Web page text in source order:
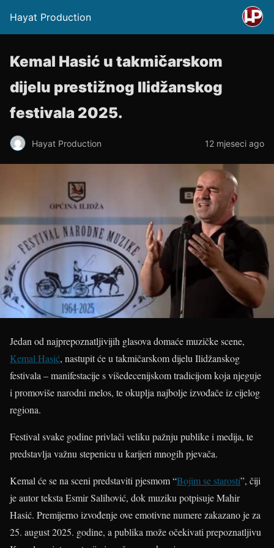
Hayat Production
Kemal Hasić u takmičarskom
dijelu prestižnog Ilidžanskog
festivala 2025.
Hayat Production 12 mjeseci ago
Jedan od najprepoznatljivijih glasova domaće muzičke scene,
Kemal Hasić, nastupit će u takmičarskom dijelu Ilidžanskog
festivala – manifestacije s višedecenijskom tradicijom koja njeguje
i promoviše narodni melos, te okuplja najbolje izvođače iz cijelog
regiona.
Festival svake godine privlači veliku pažnju publike i medija, te
predstavlja važnu stepenicu u karijeri mnogih pjevača.
Kemal će se na sceni predstaviti pjesmom “Bojim se starosti”, čiji
je autor teksta Esmir Salihović, dok muziku potpisuje Mahir
Hasić. Premijerno izvođenje ove emotivne numere zakazano je za
25. august 2025. godine, a publika može očekivati prepoznatljivu